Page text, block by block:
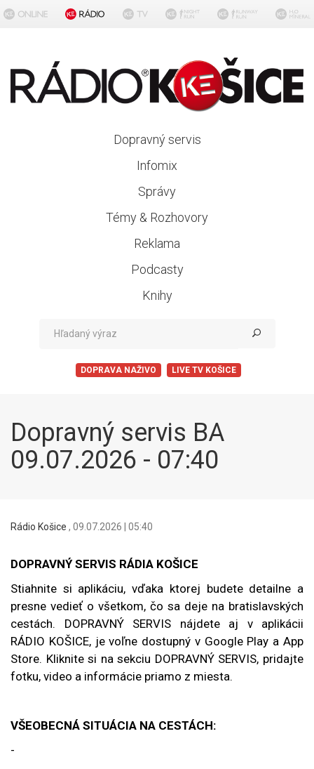
Dopravný servis
Infomix
Správy
Témy & Rozhovory
Reklama
Podcasty
Knihy
DOPRAVA NAŽIVO LIVE TV KOŠICE
Dopravný servis BA
09.07.2026 - 07:40
Rádio Košice , 09.07.2026 | 05:40
DOPRAVNÝ SERVIS RÁDIA KOŠICE
Stiahnite si aplikáciu, vďaka ktorej budete detailne a
presne vedieť o všetkom, čo sa deje na bratislavských
cestách. DOPRAVNÝ SERVIS nájdete aj v aplikácii
RÁDIO KOŠICE, je voľne dostupný v Google Play a App
Store. Kliknite si na sekciu DOPRAVNÝ SERVIS, pridajte
fotku, video a informácie priamo z miesta.
VŠEOBECNÁ SITUÁCIA NA CESTÁCH:
-